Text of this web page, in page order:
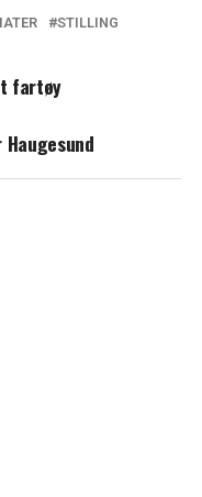
STILLING
fartøy